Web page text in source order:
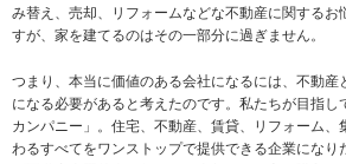
み替え、売却、リフォームなどな不動産に関するお
すが、家を建てるのはその一部分に過ぎません。
つまり、本当に価値のある会社になるには、不動産
になる必要があると考えたのです。私たちが目指し
カンパニー」。住宅、不動産、賃貸、リフォーム、
わるすべてをワンストップで提供できる企業になり